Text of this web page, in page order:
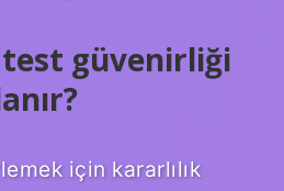
güvenirliği
için kararlılık